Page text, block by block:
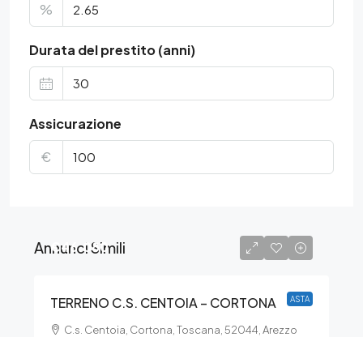
%
Durata del prestito (anni)
Assicurazione
€
Annunci Simili
ASTA
€46.080
TERRENO C.S. CENTOIA – CORTONA
C.s. Centoia, Cortona, Toscana, 52044, Arezzo